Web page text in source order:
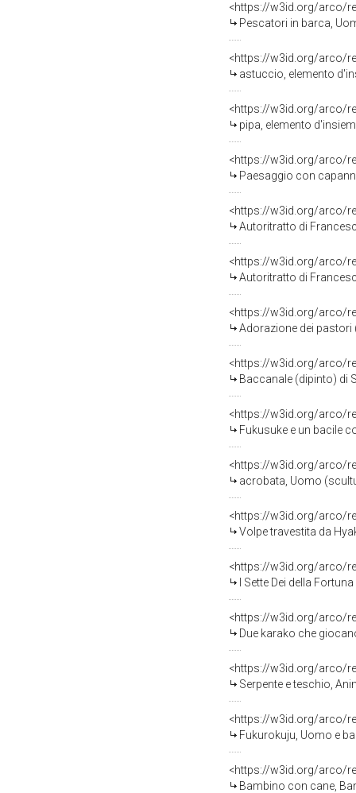
<https://w3id.org/arco/
Pescatori in barca,
<https://w3id.org/arco/
astuccio, elemento
<https://w3id.org/arco/
pipa, elemento
<https://w3id.org/arco/
Paesaggio con
<https://w3id.org/arco/
Autoritratto di
<https://w3id.org/arco/
Autoritratto di
<https://w3id.org/arco/
Adorazione dei pastori
<https://w3id.org/arco/
Baccanale (dipinto) di
<https://w3id.org/arco/
Fukusuke e un bacile con
<https://w3id.org/arco/
acrobata, Uomo
<https://w3id.org/arco/
Volpe travestita da
<https://w3id.org/arco/
I Sette Dei della Fortuna
<https://w3id.org/arco/
Due karako che
<https://w3id.org/arco/
Serpente e teschio,
<https://w3id.org/arco/
Fukurokuju, Uomo e
<https://w3id.org/arco/
Bambino con cane,